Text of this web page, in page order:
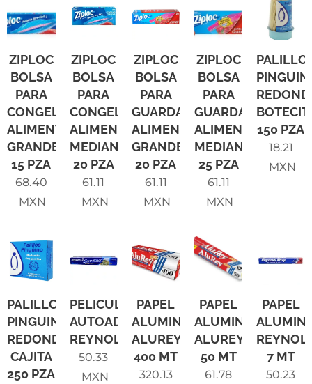
ZIPLOC
BOLSA
PARA
CONGELAR
ALIMENTOS
GRANDE
15 PZA
68.40
MXN
ZIPLOC
BOLSA
PARA
CONGELAR
ALIMENTOS
MEDIANA
20 PZA
61.11
MXN
ZIPLOC
BOLSA
PARA
GUARDAR
ALIMENTOS
GRANDE
20 PZA
61.11
MXN
ZIPLOC
BOLSA
PARA
GUARDAR
ALIMENTOS
MEDIANA
25 PZA
61.11
MXN
150 PZA
18.21
MXN
PALILLOS
PINGUINO
REDONDOS
CAJITA
250 PZA
PELICULA
AUTOADHERENTE
REYNOLDS
50.33
MXN
PAPEL
ALUMINIO
ALUREY
400 MT
320.13
PAPEL
ALUMINIO
ALUREY
50 MT
61.78
PAPEL
7 MT
50.23